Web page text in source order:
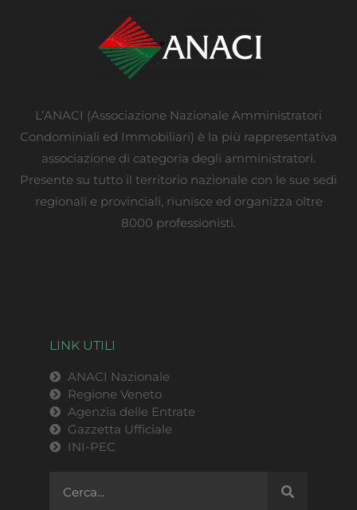
L’ANACI (Associazione Nazionale Amministratori
Condominiali ed Immobiliari) è la più rappresentativa
associazione di categoria degli amministratori.
Presente su tutto il territorio nazionale con le sue sedi
regionali e provinciali, riunisce ed organizza oltre
8000 professionisti.
LINK UTILI
ANACI Nazionale
Regione Veneto
Agenzia delle Entrate
Gazzetta Ufficiale
INI-PEC